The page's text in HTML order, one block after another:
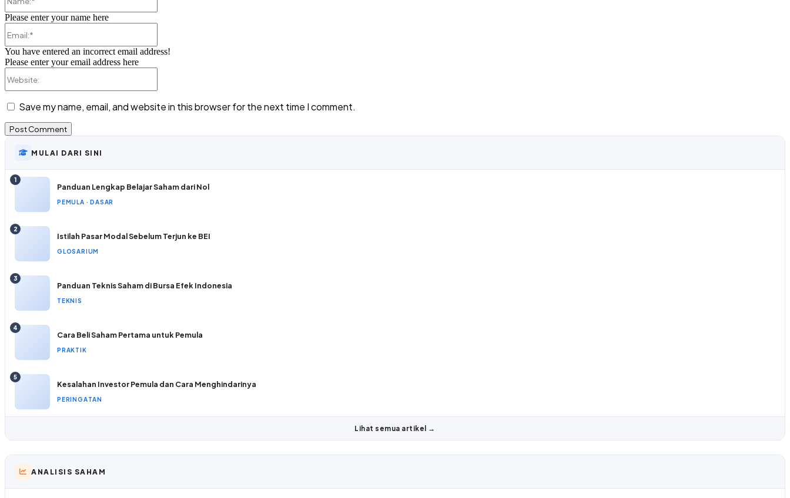
Please enter your name here
You have entered an incorrect email address!
Please enter your email address here
Save my name, email, and website in this browser for the next time I comment.
MULAI DARI SINI
1
Panduan Lengkap Belajar Saham dari Nol
PEMULA · DASAR
2
Istilah Pasar Modal Sebelum Terjun ke BEI
GLOSARIUM
3
Panduan Teknis Saham di Bursa Efek Indonesia
TEKNIS
4
Cara Beli Saham Pertama untuk Pemula
PRAKTIK
5
Kesalahan Investor Pemula dan Cara Menghindarinya
PERINGATAN
Lihat semua artikel →
ANALISIS SAHAM